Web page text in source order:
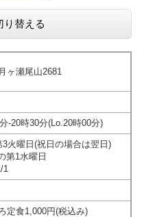
り替える
ヶ瀬尾山2681
-20時30分(Lo.20時00分)
3火曜日(祝日の場合は翌日)
第1水曜日
1
定食1,000円(税込み)